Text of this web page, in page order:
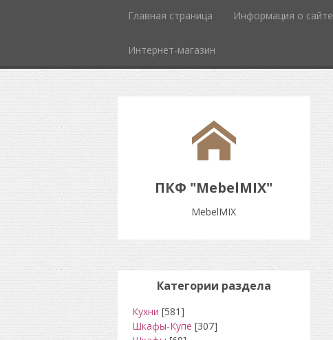
Главная страница Информация о сайте
Интернет-магазин
ПКФ "MebelMIX"
MebelMIX
Категории раздела
Кухни [581]
Шкафы-Купе [307]